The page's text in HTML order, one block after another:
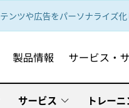
ツや広告をパーソナライズ
製品情報 サービス・
サービス トレー